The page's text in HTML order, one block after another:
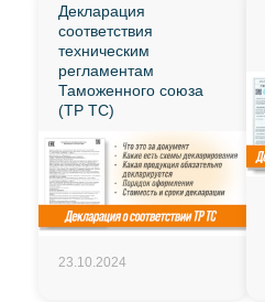
Декларация
соответствия
техническим
регламентам
Таможенного союза
(ТР ТС)
23.10.2024